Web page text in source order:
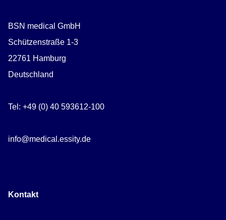
BSN medical GmbH
Schützenstraße 1-3
22761 Hamburg
Deutschland
Tel: +49 (0) 40 593612-100
info@medical.essity.de
Kontakt